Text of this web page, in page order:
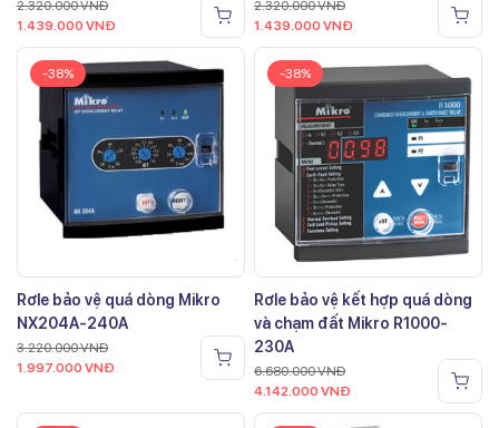
2.320.000VNĐ
1.439.000 VNĐ
2.320.000VNĐ
1.439.000 VNĐ
-38%
Rơle bảo vệ quá dòng Mikro
NX204A-240A
3.220.000VNĐ
1.997.000 VNĐ
-38%
Rơle bảo vệ kết hợp quá dòng
và chạm đất Mikro R1000-
230A
6.680.000VNĐ
4.142.000 VNĐ